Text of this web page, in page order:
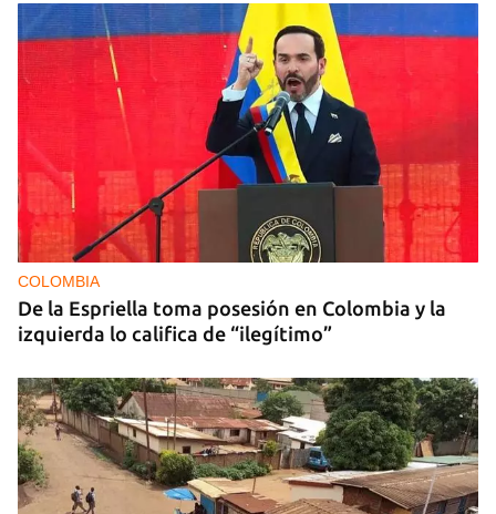
COLOMBIA
De la Espriella toma posesión en Colombia y la
izquierda lo califica de “ilegítimo”